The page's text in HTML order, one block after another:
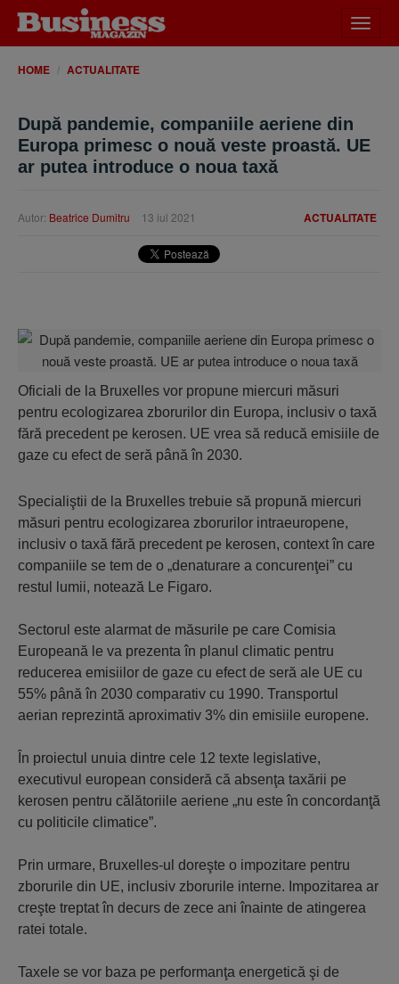
meniu
HOME ACTUALITATE
După pandemie, companiile aeriene din
Europa primesc o nouă veste proastă. UE
ar putea introduce o noua taxă
ACTUALITATE
Autor: Beatrice Dumitru 13 iul 2021
Oficiali de la Bruxelles vor propune miercuri măsuri
pentru ecologizarea zborurilor din Europa, inclusiv o taxă
fără precedent pe kerosen. UE vrea să reducă emisiile de
gaze cu efect de seră până în 2030.
Specialiştii de la Bruxelles trebuie să propună miercuri
măsuri pentru ecologizarea zborurilor intraeuropene,
inclusiv o taxă fără precedent pe kerosen, context în care
companiile se tem de o „denaturare a concurenţei” cu
restul lumii, notează Le Figaro.
Sectorul este alarmat de măsurile pe care Comisia
Europeană le va prezenta în planul climatic pentru
reducerea emisiilor de gaze cu efect de seră ale UE cu
55% până în 2030 comparativ cu 1990. Transportul
aerian reprezintă aproximativ 3% din emisiile europene.
În proiectul unuia dintre cele 12 texte legislative,
executivul european consideră că absenţa taxării pe
kerosen pentru călătoriile aeriene „nu este în concordanţă
cu politicile climatice”.
Prin urmare, Bruxelles-ul doreşte o impozitare pentru
zborurile din UE, inclusiv zborurile interne. Impozitarea ar
creşte treptat în decurs de zece ani înainte de atingerea
ratei totale.
Taxele se vor baza pe performanţa energetică şi de